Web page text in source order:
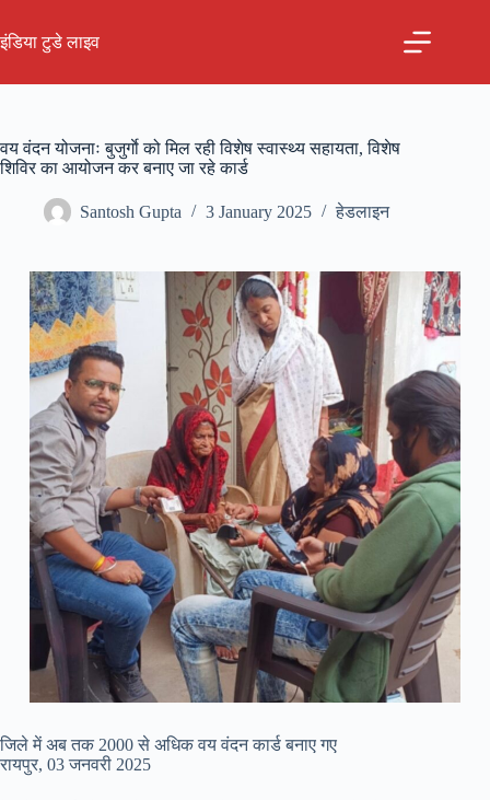
content
इंडिया टुडे लाइव
वय वंदन योजनाः बुजुर्गाे को मिल रही विशेष स्वास्थ्य सहायता, विशेष
शिविर का आयोजन कर बनाए जा रहे कार्ड
Santosh Gupta 3 January 2025 हेडलाइन
जिले में अब तक 2000 से अधिक वय वंदन कार्ड बनाए गए
रायपुर, 03 जनवरी 2025